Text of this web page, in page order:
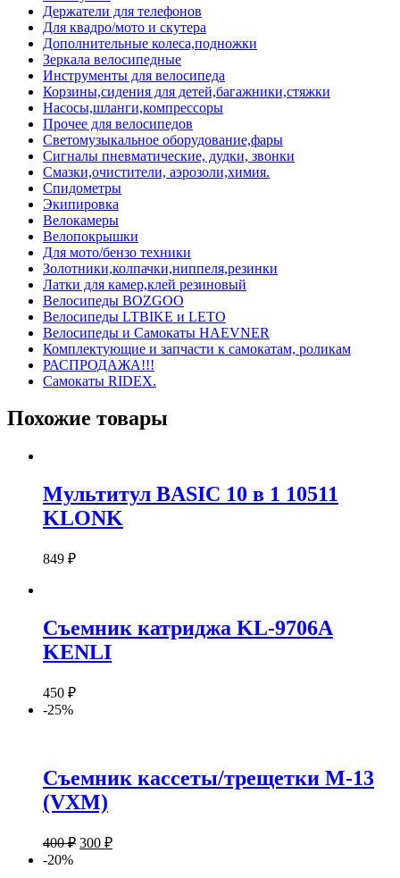
Держатели для телефонов
Для квадро/мото и скутера
Дополнительные колеса,подножки
Зеркала велосипедные
Инструменты для велосипеда
Корзины,сидения для детей,багажники,стяжки
Насосы,шланги,компрессоры
Прочее для велосипедов
Светомузыкальное оборудование,фары
Сигналы пневматические, дудки, звонки
Смазки,очистители, аэрозоли,химия.
Спидометры
Экипировка
Велокамеры
Велопокрышки
Для мото/бензо техники
Золотники,колпачки,ниппеля,резинки
Латки для камер,клей резиновый
Велосипеды BOZGOO
Велосипеды LTBIKE и LETO
Велосипеды и Самокаты HAEVNER
Комплектующие и запчасти к самокатам, роликам
РАСПРОДАЖА!!!
Самокаты RIDEX.
Похожие товары
Мультитул BASIC 10 в 1 10511
KLONK
849 ₽
Съемник катриджа KL-9706А
KENLI
450 ₽
-25%
Съемник кассеты/трещетки М-13
(VXM)
400₽ 300 ₽
-20%